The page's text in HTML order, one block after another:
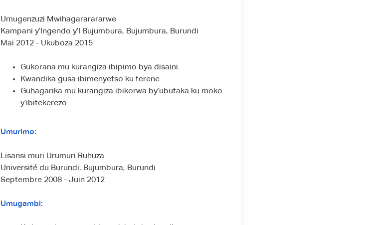
Umugenzuzi Mwihagararararwe
Kampani y’Ingendo y’I Bujumbura, Bujumbura, Burundi
Mai 2012 - Ukuboza 2015
Gukorana mu kurangiza ibipimo bya disaini.
Kwandika gusa ibimenyetso ku terene.
Guhagarika mu kurangiza ibikorwa by’ubutaka ku moko
y’ibitekerezo.
Umurimo:
Lisansi muri Urumuri Ruhuza
Université du Burundi, Bujumbura, Burundi
Septembre 2008 - Juin 2012
Umugambi: